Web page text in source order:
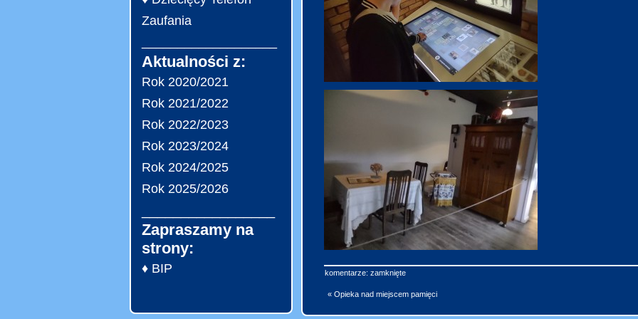
Zaufania
Aktualności z:
Rok 2020/2021
Rok 2021/2022
Rok 2022/2023
Rok 2023/2024
Rok 2024/2025
Rok 2025/2026
Zapraszamy na
strony:
♦ BIP komentarze: zamknięte
« Opieka nad miejscem pamięci